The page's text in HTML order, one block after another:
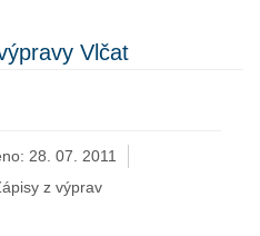
Vlčat
28. 07. 2011
z výprav